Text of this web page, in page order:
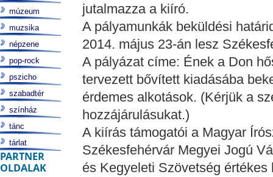
jutalmazza a kiíró.
A pályamunkák beküldési
2014. május 23-án lesz
A pályázat címe: Ének a Don
tervezett bővített kiadásába
érdemes alkotások. (Kérjük a
hozzájárulásukat.)
A kiírás támogatói a Magyar
Székesfehérvár Megyei Jogú
és Kegyeleti Szövetség
múzeum
muzsika
népzene
pop-rock
pszicho
szabadtér
színház
tánc
tárlat
PARTNER
OLDALAK